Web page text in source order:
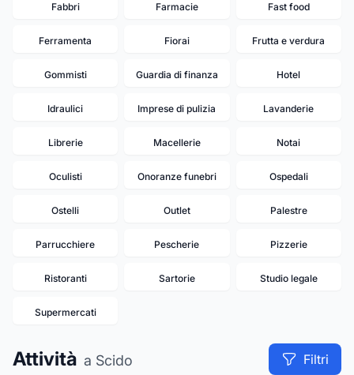
Fabbri Farmacie Fast food
Ferramenta Fiorai Frutta e verdura
Gommisti Guardia di finanza Hotel
Idraulici Imprese di pulizia Lavanderie
Librerie Macellerie Notai
Oculisti Onoranze funebri Ospedali
Ostelli Outlet Palestre
Parrucchiere Pescherie Pizzerie
Ristoranti Sartorie Studio legale
Supermercati
Attività a Scido Filtri
20